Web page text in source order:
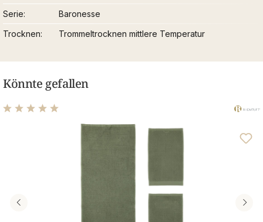
Serie
Baronesse
Trocknen
Trommeltrocknen mittlere Temperatur
Könnte gefallen
Durchschnittliche Bewertung von 5 von 5 Sternen